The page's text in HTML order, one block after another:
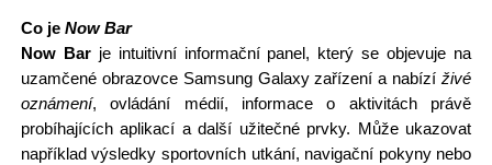
Co je Now Bar
Now Barje intuitivní informační panel, který se objevuje na
uzamčené obrazovce Samsung Galaxy zařízení a nabízíživé
oznámení, ovládání médií, informace o aktivitách právě
probíhajících aplikací a další užitečné prvky. Může ukazovat
například výsledky sportovních utkání, navigační pokyny nebo